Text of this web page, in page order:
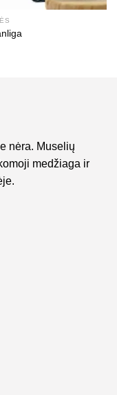
nėra. Muselių
medžiaga ir